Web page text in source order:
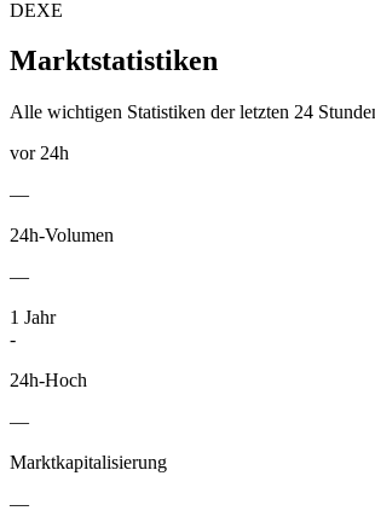
DEXE
Marktstatistiken
Alle wichtigen Statistiken der letzten 24
vor 24h
—
24h-Volumen
—
1 Jahr
-
24h-Hoch
—
Marktkapitalisierung
—